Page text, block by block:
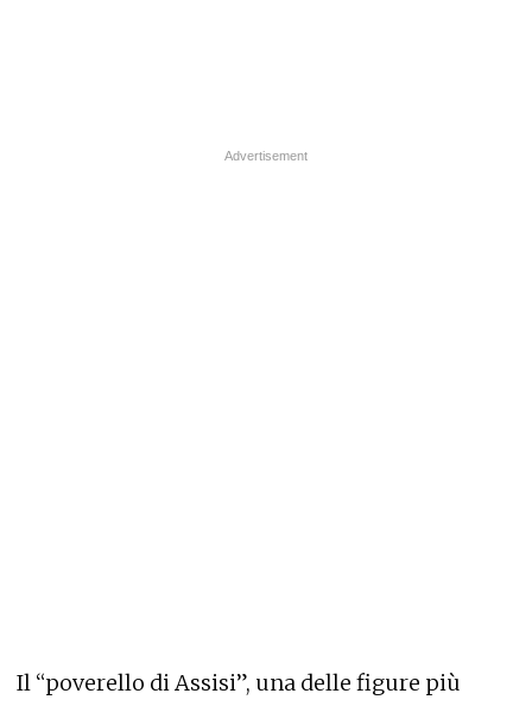
Il “poverello di Assisi”, una delle figure più